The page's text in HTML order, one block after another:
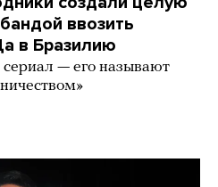
ввозить
в Бразилию
— его называют